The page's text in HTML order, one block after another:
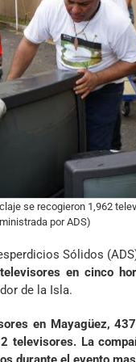
se recogieron 1,962
por ADS)
Sólidos
en cinco
de la Isla.
en Mayagüez,
televisores. La